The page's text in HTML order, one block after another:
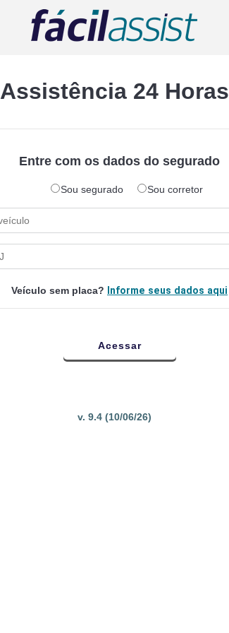
Assistência 24 Horas
Entre com os dados do segurado
Sou segurado Sou corretor
Veículo sem placa? Informe seus dados aqui
v. 9.4 (10/06/26)